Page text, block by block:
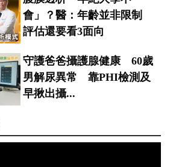
會」？醫：年齡並非限制
評估還要看3面向
守護爸爸攝護腺健康 60歲
男解尿異常 靠PHI檢測及
早揪出攝...